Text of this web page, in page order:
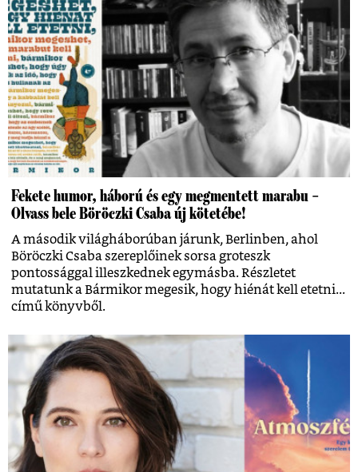
Fekete humor, háború és egy megmentett marabu –
Olvass bele Böröczki Csaba új kötetébe!
A második világháborúban járunk, Berlinben, ahol
Böröczki Csaba szereplőinek sorsa groteszk
pontossággal illeszkednek egymásba. Részletet
mutatunk a Bármikor megesik, hogy hiénát kell etetni...
című könyvből.